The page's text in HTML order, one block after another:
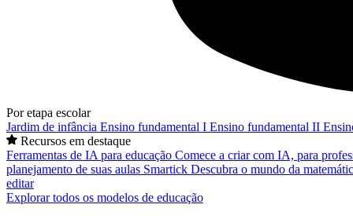
Por etapa escolar
Jardim de infância Ensino fundamental I Ensino fundamental II
Recursos em destaque
Ferramentas de IA para educação Comece a criar com IA, para
planejamento de suas aulas Smartick Descubra o mundo da
editar
Explorar todos os modelos de educação